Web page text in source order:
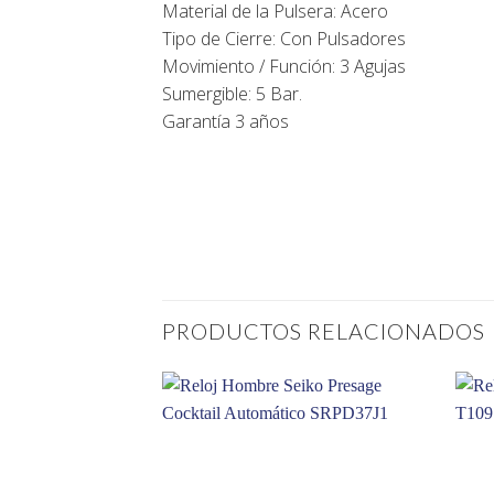
Material de la Pulsera: Acero
Tipo de Cierre: Con Pulsadores
Movimiento / Función: 3 Agujas
Sumergible: 5 Bar.
Garantía 3 años
PRODUCTOS RELACIONADOS